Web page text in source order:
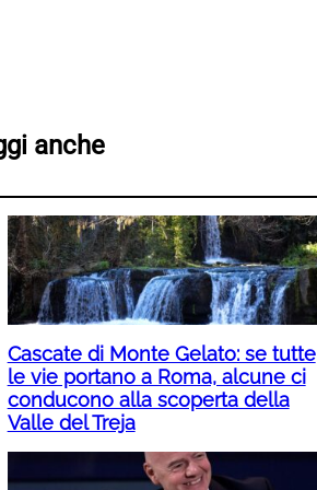
anche
Cascate di Monte Gelato: se tutte
le vie portano a Roma, alcune ci
conducono alla scoperta della
Valle del Treja